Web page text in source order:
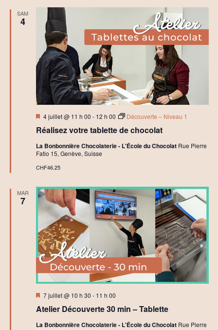
SAM
4
Réalisez votre tablette de chocolat
Mis
avant
4 juillet @ 11 h 00 - 12 h 00 Découverte – Niveau 1
La Bonbonnière Chocolaterie - L'École du Chocolat Rue Pierre
Fatio 15, Genève, Suisse
CHF46.25
MAR
7
Atelier Découverte 30 min – Tablette
Mis
avant
7 juillet @ 10 h 30 - 11 h 00
La Bonbonnière Chocolaterie - L'École du Chocolat Rue Pierre